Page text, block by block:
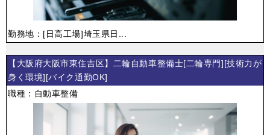
勤務地：[日高工場]埼玉県日...
【大阪府大阪市東住吉区】二輪自動車整備士[二輪専門][技術力が
身く環境][バイク通勤OK]
職種：自動車整備